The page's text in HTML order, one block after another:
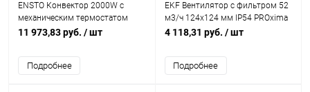
ENSTO Конвектор 2000W с
механическим термостатом
IP21 389мм (EPHBM20PR)
11 973,83 руб. / шт
Подробнее
EKF Вентилятор с фильтром 52
м3/ч 124x124 мм IP54 PROxima
(FAN52F)
4 118,31 руб. / шт
Подробнее